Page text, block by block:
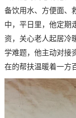
备饮用水、方便面、
中，平日里，他定期
资，关心老人起居冷
学难题，他主动对接
在的帮扶温暖着一方